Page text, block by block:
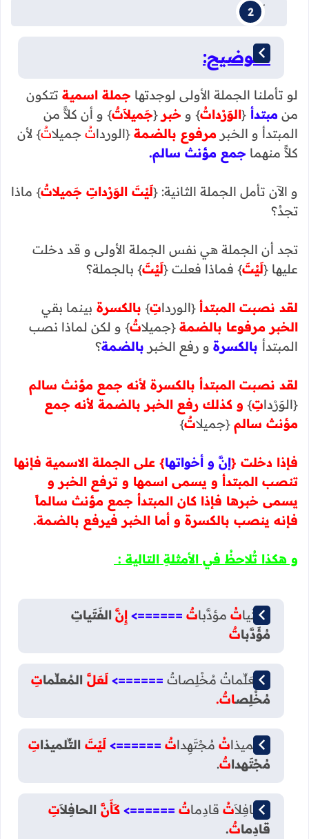
لَيْتَ .
التوضيح:
لو تأملنا الجملة الأولى لوجدتها جملة اسمية تتكون
من مبتدأ {الوَرْداتُ} و خبر {جَميلاَتٌ} و أن كلاًّ من
المبتدأ و الخبر مرفوع بالضمة {الورداتُ جميلاتٌ} لأن
كلاًّ منهما جمع مؤنث سالم.
و الآن تأمل الجملة الثانية: {لَيْتَ الوَرْداتِ جَميلاتٌ} ماذا
تجدُ؟
تجد أن الجملة هي نفس الجملة الأولى و قد دخلت
عليها {لَيْتَ} فماذا فعلت {لَيْتَ} بالجملة؟
لقد نصبت المبتدأ {الورداتِ} بالكسرة بينما بقي
الخبر مرفوعا بالضمة {جميلاتٌ} و لكن لماذا نصب
المبتدأ بالكسرة و رفع الخبر بالضمة؟
لقد نصبت المبتدأ بالكسرة لأنه جمع مؤنث سالم
{الوَرْداتِ} و كذلك رفع الخبر بالضمة لأنه جمع
مؤنث سالم {جميلاتٌ}
فإذا دخلت {إنَّ و أخواتها} على الجملة الاسمية فإنها
تنصب المبتدأ و يسمى اسمها و ترفع الخبر و
يسمى خبرها فإذا كان المبتدأ جمع مؤنث سالماً
فإنه ينصب بالكسرة و أما الخبر فيرفع بالضمة.
و هكذا تُلاحظُ في الأمثلةِ التالية :
الفَتَياتُ مؤدَّباتٌ ======> إِنَّ الفَتَياتِ
مُؤَدَّباتٌ
المُعَلِّماتُ مُخْلِصاتٌ ======> لَعَلَّ المُعلِّماتِ
مُخْلِصاتٌ.
التِّلْميذاتُ مُجْتَهِداتٌ ======> لَيْتَ التِّلميذاتِ
مُجْتَهداتٌ.
الحافِلاَتُ قادِماتٌ ======> كَأَنَّ الحافِلاَتِ
قادِماتٌ.